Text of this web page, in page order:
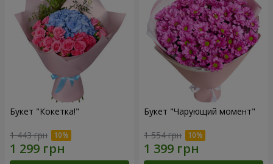
Букет "Кокетка!"
1 443 грн
Букет "Чарующий момент"
1 554 грн